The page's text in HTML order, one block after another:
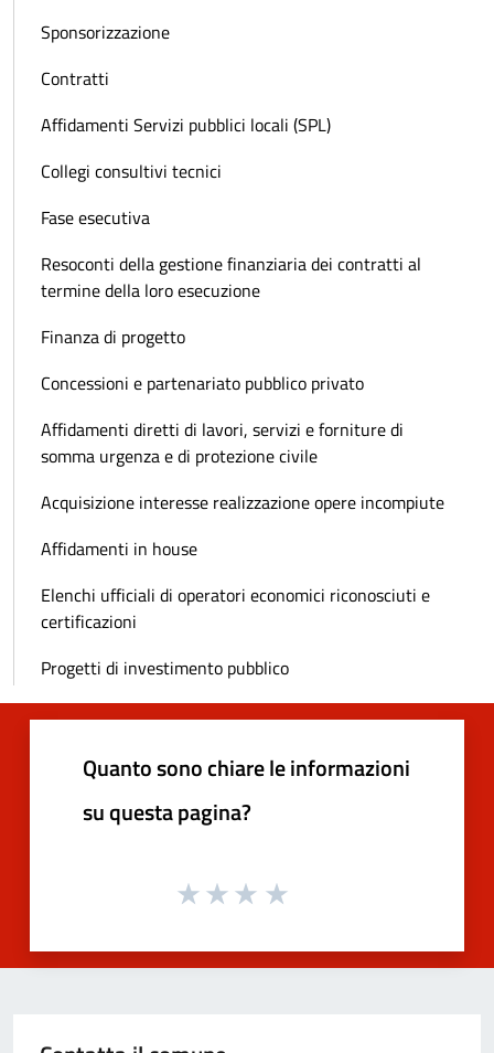
Sponsorizzazione
Contratti
Affidamenti Servizi pubblici locali (SPL)
Collegi consultivi tecnici
Fase esecutiva
Resoconti della gestione finanziaria dei contratti al
termine della loro esecuzione
Finanza di progetto
Concessioni e partenariato pubblico privato
Affidamenti diretti di lavori, servizi e forniture di
somma urgenza e di protezione civile
Acquisizione interesse realizzazione opere incompiute
Affidamenti in house
Elenchi ufficiali di operatori economici riconosciuti e
certificazioni
Progetti di investimento pubblico
Quanto sono chiare le informazioni
su questa pagina?